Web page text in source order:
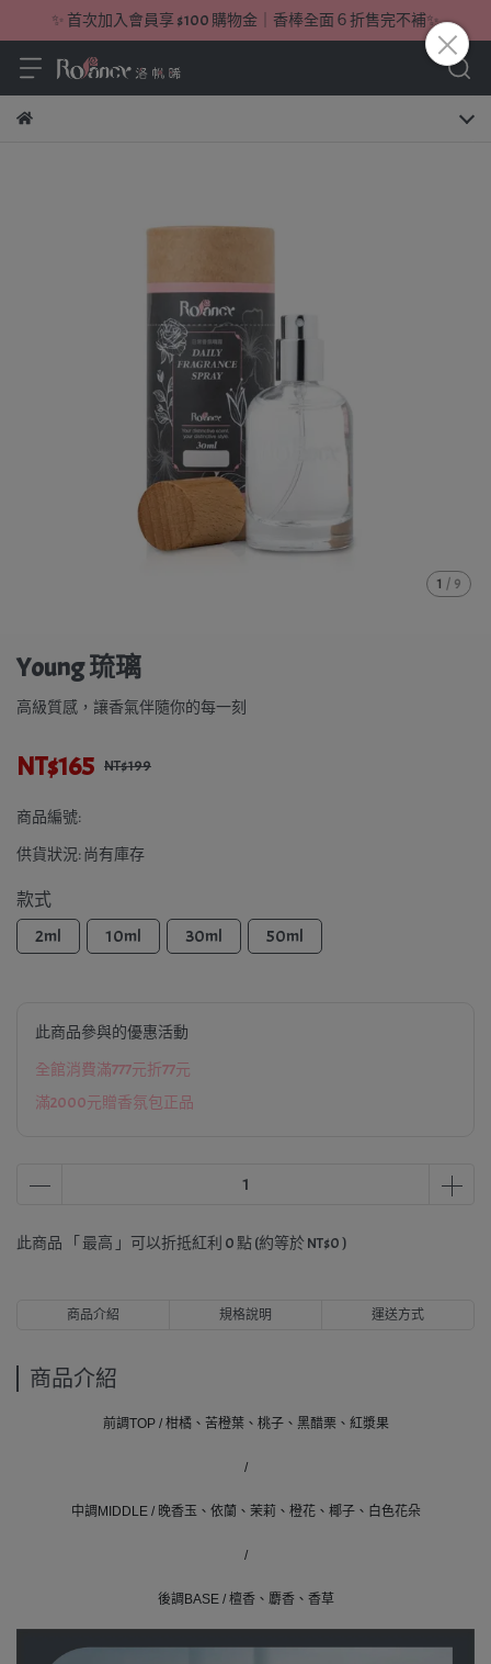
✨ 首次加入會員享 $100 購物金｜香棒全面６折售完不補✨
1 / 9
Young 琉璃
高級質感，讓香氣伴隨你的每一刻
NT$165 NT$199
商品編號:
供貨狀況:尚有庫存
款式
2ml
10ml 30ml 50ml
此商品參與的優惠活動
全館消費滿777元折77元
滿2000元贈香氛包正品
此商品 「 最高 」可以折抵紅利 0 點 (約等於NT$0)
商品介紹 規格說明 運送方式
商品介紹
前調TOP / 柑橘、苦橙葉、桃子、黑醋栗、紅漿果
/
中調MIDDLE / 晚香玉、依蘭、茉莉、橙花、椰子、白色花朵
/
後調BASE / 檀香、麝香、香草